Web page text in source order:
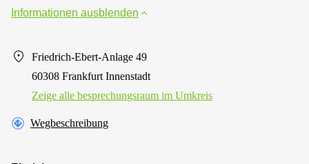
Informationen ausblenden
Friedrich-Ebert-Anlage 49
60308 Frankfurt Innenstadt
Zeige alle besprechungsraum im Umkreis
Wegbeschreibung